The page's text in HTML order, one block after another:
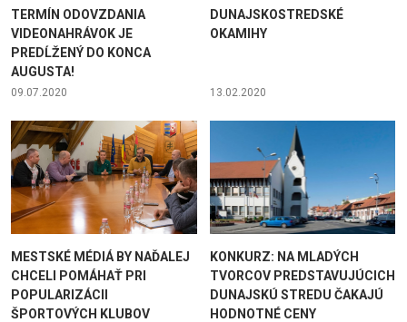
TERMÍN ODOVZDANIA
VIDEONAHRÁVOK JE
PREDĹŽENÝ DO KONCA
AUGUSTA!
09.07.2020
DUNAJSKOSTREDSKÉ
OKAMIHY
13.02.2020
MESTSKÉ MÉDIÁ BY NAĎALEJ
CHCELI POMÁHAŤ PRI
POPULARIZÁCII
ŠPORTOVÝCH KLUBOV
KONKURZ: NA MLADÝCH
TVORCOV PREDSTAVUJÚCICH
DUNAJSKÚ STREDU ČAKAJÚ
HODNOTNÉ CENY